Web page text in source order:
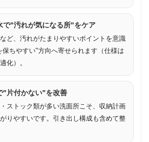
で"汚れが気になる所"をケア
ど、汚れがたまりやすいポイントを意識
保ちやすい"方向へ寄せられます（仕様は
化）。
"片付かない"を改善
ストック類が多い洗面所こそ、収納計画
りやすいです。引き出し構成も含めて整